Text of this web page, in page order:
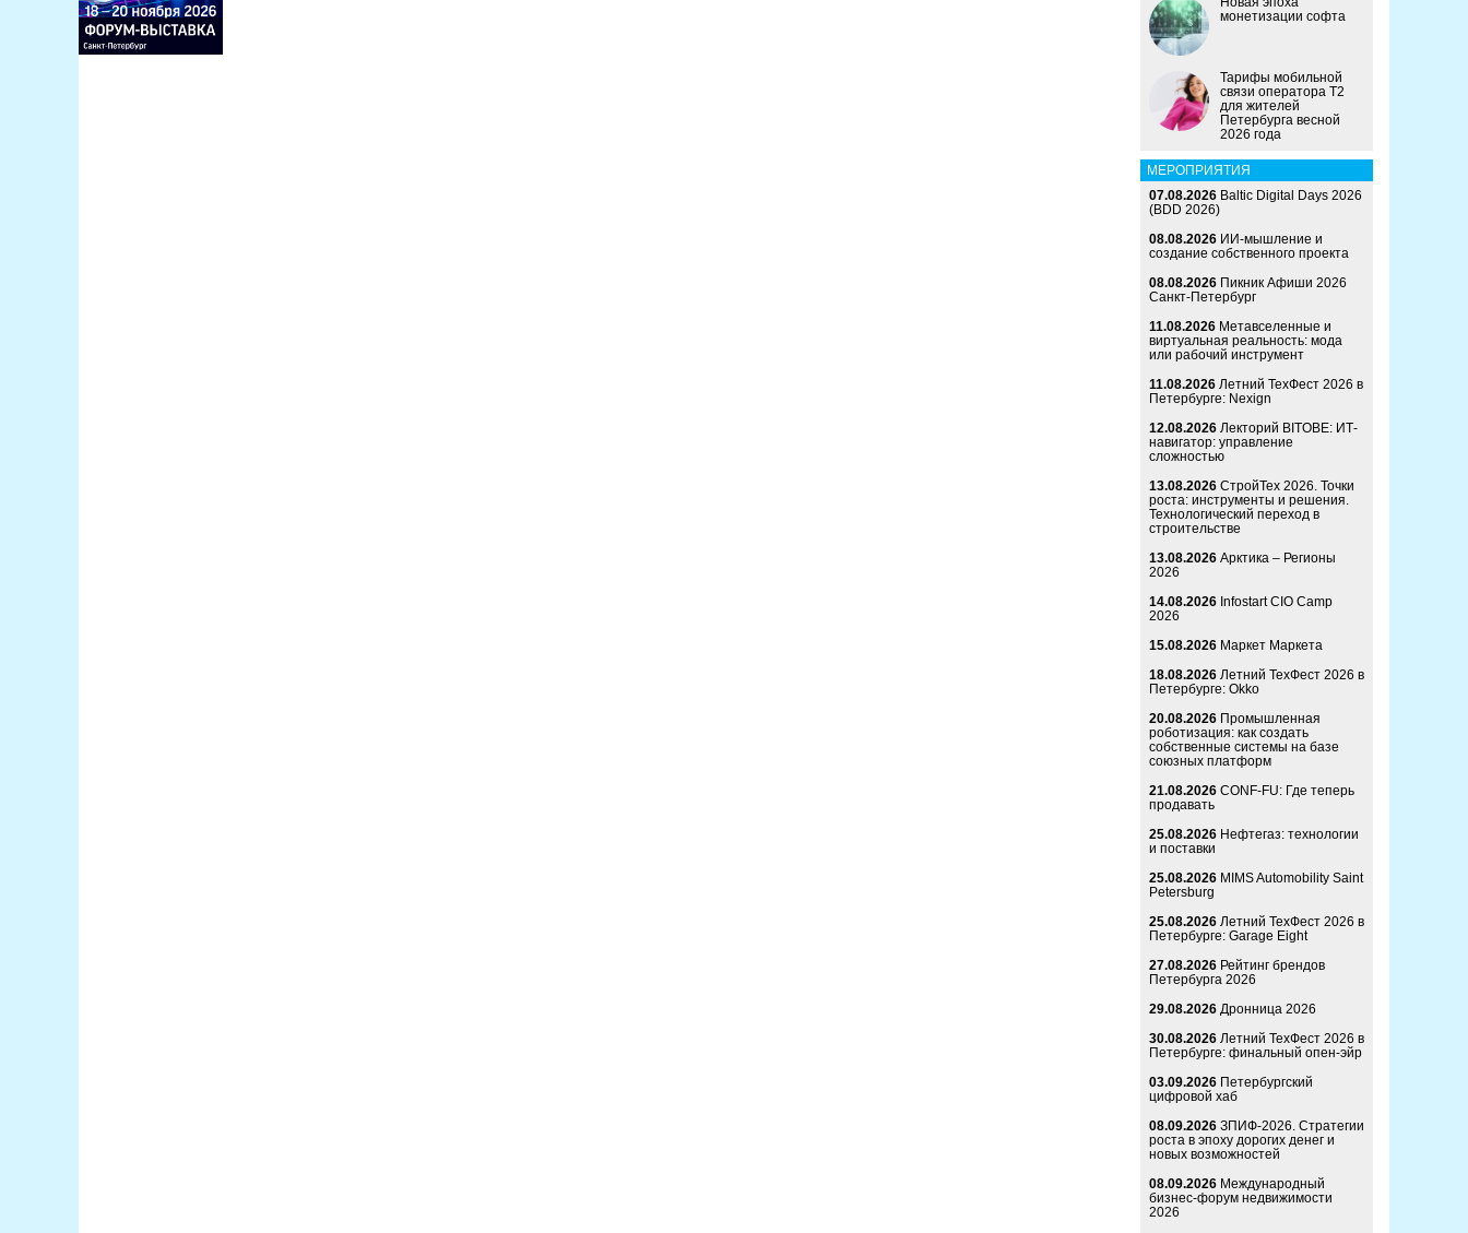
монетизации софта
Тарифы мобильной
связи оператора Т2
для жителей
Петербурга весной
2026 года
МЕРОПРИЯТИЯ
07.08.2026 Baltic Digital Days 2026
(BDD 2026)
08.08.2026 ИИ-мышление и
создание собственного проекта
08.08.2026 Пикник Афиши 2026
Санкт-Петербург
11.08.2026 Метавселенные и
виртуальная реальность: мода
или рабочий инструмент
11.08.2026 Летний ТехФест 2026 в
Петербурге: Nexign
12.08.2026 Лекторий BITOBE: ИТ-
навигатор: управление
сложностью
13.08.2026 СтройТех 2026. Точки
роста: инструменты и решения.
Технологический переход в
строительстве
13.08.2026 Арктика – Регионы
2026
14.08.2026 Infostart CIO Camp
2026
15.08.2026 Маркет Маркета
18.08.2026 Летний ТехФест 2026 в
Петербурге: Okko
20.08.2026 Промышленная
роботизация: как создать
собственные системы на базе
союзных платформ
21.08.2026 CONF-FU: Где теперь
продавать
25.08.2026 Нефтегаз: технологии
и поставки
25.08.2026 MIMS Automobility Saint
Petersburg
25.08.2026 Летний ТехФест 2026 в
Петербурге: Garage Eight
27.08.2026 Рейтинг брендов
Петербурга 2026
29.08.2026 Дронница 2026
30.08.2026 Летний ТехФест 2026 в
Петербурге: финальный опен-эйр
03.09.2026 Петербургский
цифровой хаб
08.09.2026 ЗПИФ-2026. Стратегии
роста в эпоху дорогих денег и
новых возможностей
08.09.2026 Международный
бизнес-форум недвижимости
2026